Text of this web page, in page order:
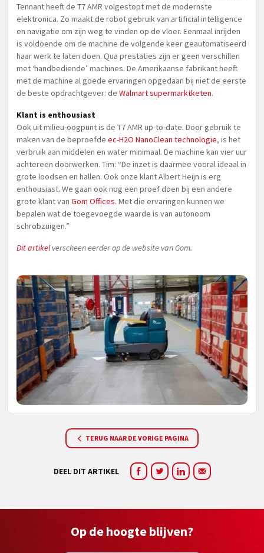
Tennant heeft de T7 AMR volgestopt met de modernste
elektronica. Zo maakt de robot gebruik van artificial intelligence
en navigatie om zijn weg te vinden op de vloer. Eenmaal inrijden
is voldoende om de machine de volgende keer geautomatiseerd
haar werk te laten doen. Qua prestaties zijn er geen verschillen
met ‘handbediende’ machines. De Amerikaanse fabrikant heeft
met de machine al goede ervaringen opgedaan bij niet de eerste
de beste opdrachtgever: de Walmart supermarktketen.
Klant is enthousiast
Ook uit milieu-oogpunt is de T7 AMR up-to-date. Door gebruik te
maken van de beproefde ec-H2O NanoClean technologie, is het
verbruik aan middelen en water minimaal. De machine kan vier uur
achtereen doorwerken. Tim: “De inzet is daarmee vooral ideaal in
grote loodsen en hallen. Ook onze klant Albert Heijn is erg
enthousiast. We gaan ook nog een proef doen bij een andere
grote klant van Gom Offices. Met die ervaringen kunnen we
bepalen wat de toegevoegde waarde is van autonoom
schrobzuigen.”
Dit artikelverscheen eerder op de website van Gom.
TERUG NAAR DE VORIGE PAGINA
DEEL DIT ARTIKEL
Op de hoogte blijven?